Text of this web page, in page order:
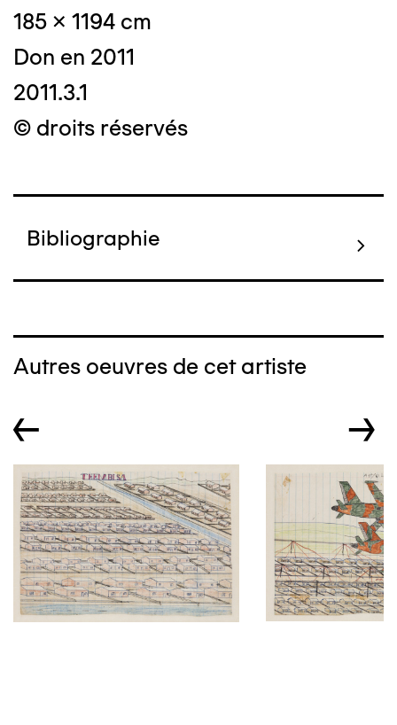
185 x 1194 cm
Don en 2011
2011.3.1
© droits réservés
Bibliographie
Autres oeuvres de cet artiste
← →